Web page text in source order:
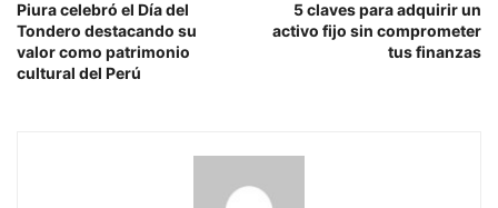
Piura celebró el Día del
Tondero destacando su
valor como patrimonio
cultural del Perú
5 claves para adquirir un
activo fijo sin comprometer
tus finanzas